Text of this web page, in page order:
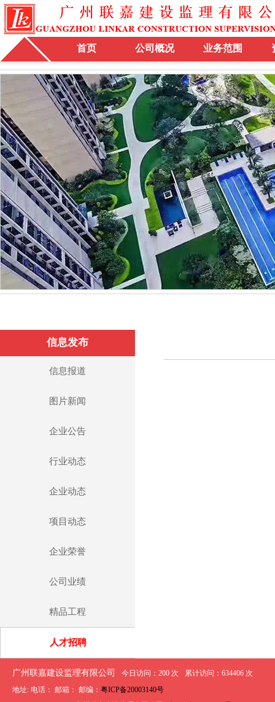
首页 公司概况 业务范围
信息发布
信息报道
图片新闻
企业公告
行业动态
企业动态
项目动态
企业荣誉
公司业绩
精品工程
人才招聘
广州联嘉建设监理有限公司 今日访问：200 次
累计访问：634406 次
地址: 电话： 邮箱： 邮编： 粤ICP备20003140号